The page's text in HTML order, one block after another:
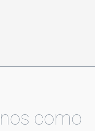
como